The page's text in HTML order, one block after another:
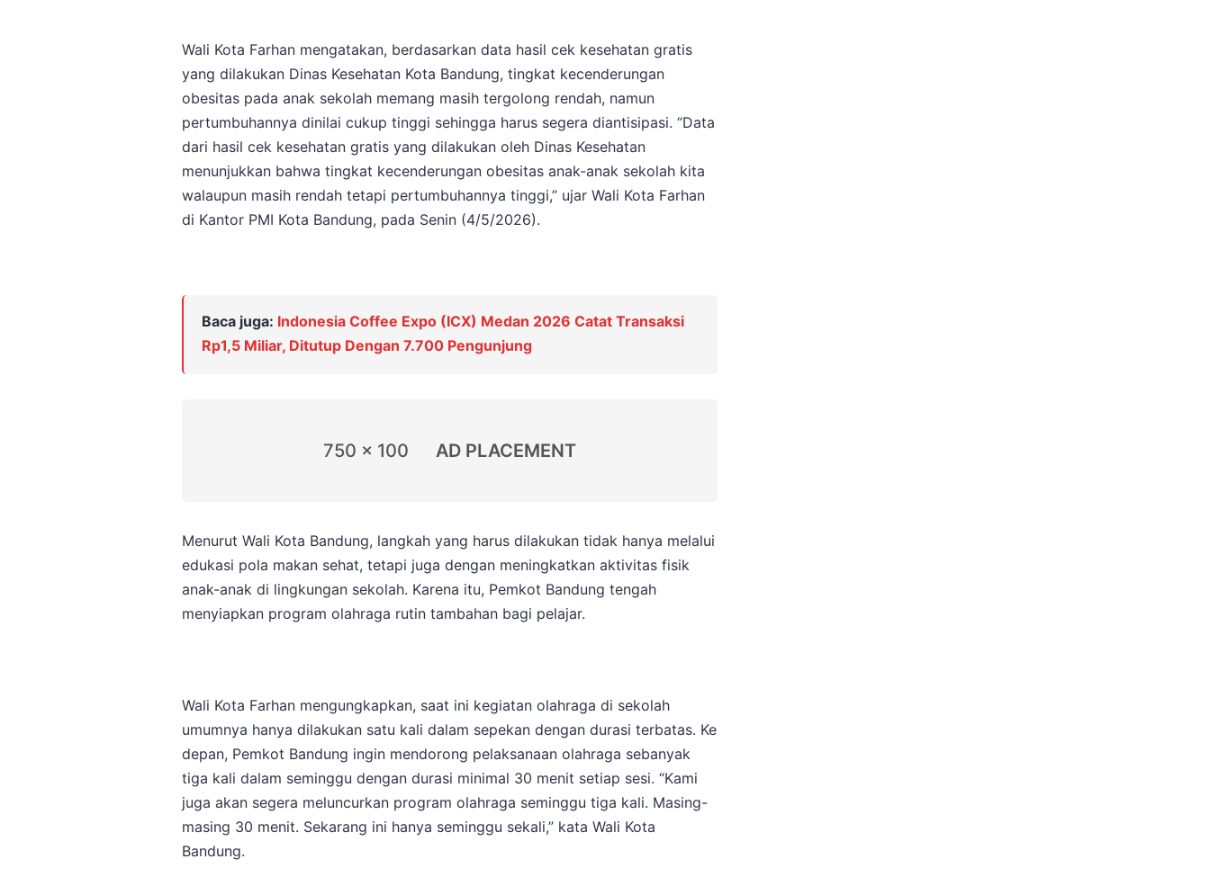
Wali Kota Farhan mengatakan, berdasarkan data hasil cek kesehatan gratis
yang dilakukan Dinas Kesehatan Kota Bandung, tingkat kecenderungan
obesitas pada anak sekolah memang masih tergolong rendah, namun
pertumbuhannya dinilai cukup tinggi sehingga harus segera diantisipasi. “Data
dari hasil cek kesehatan gratis yang dilakukan oleh Dinas Kesehatan
menunjukkan bahwa tingkat kecenderungan obesitas anak-anak sekolah kita
walaupun masih rendah tetapi pertumbuhannya tinggi,” ujar Wali Kota Farhan
di Kantor PMI Kota Bandung, pada Senin (4/5/2026).
Baca juga: Indonesia Coffee Expo (ICX) Medan 2026 Catat Transaksi
Rp1,5 Miliar, Ditutup Dengan 7.700 Pengunjung
750 x 100 AD PLACEMENT
Menurut Wali Kota Bandung, langkah yang harus dilakukan tidak hanya melalui
edukasi pola makan sehat, tetapi juga dengan meningkatkan aktivitas fisik
anak-anak di lingkungan sekolah. Karena itu, Pemkot Bandung tengah
menyiapkan program olahraga rutin tambahan bagi pelajar.
Wali Kota Farhan mengungkapkan, saat ini kegiatan olahraga di sekolah
umumnya hanya dilakukan satu kali dalam sepekan dengan durasi terbatas. Ke
depan, Pemkot Bandung ingin mendorong pelaksanaan olahraga sebanyak
tiga kali dalam seminggu dengan durasi minimal 30 menit setiap sesi. “Kami
juga akan segera meluncurkan program olahraga seminggu tiga kali. Masing-
masing 30 menit. Sekarang ini hanya seminggu sekali,” kata Wali Kota
Bandung.